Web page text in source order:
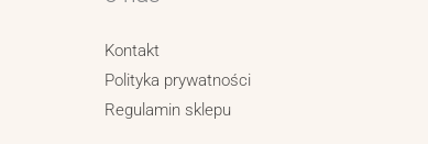
Kontakt
Polityka prywatności
Regulamin sklepu